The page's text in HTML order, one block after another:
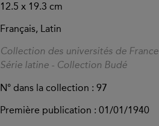
12.5 x 19.3 cm
Français, Latin
Collection des universités de France
Série latine - Collection Budé
N° dans la collection : 97
Première publication : 01/01/1940